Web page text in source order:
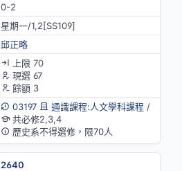
0-2
星期一/1,2[SS109]
邱正略
上限 70
現選 67
餘額 3
03197
通識課程:人文學科課程 /
共必修2,3,4
歷史系不得選修，限70人
2640